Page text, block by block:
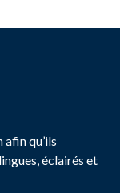
qu’ils
éclairés et